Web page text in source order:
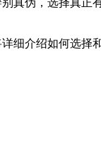
细介绍如何选择